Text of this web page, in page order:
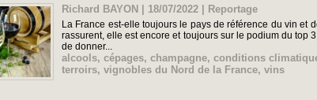
Richard BAYON | 18/07/2022 Reportage
La France est-elle toujours le pays de référence du vin
rassurent, elle est encore et toujours sur le podium du top
de donner...
alcools, cépages, champagne, conditions
terroirs, vignobles du Nord de la France, vins